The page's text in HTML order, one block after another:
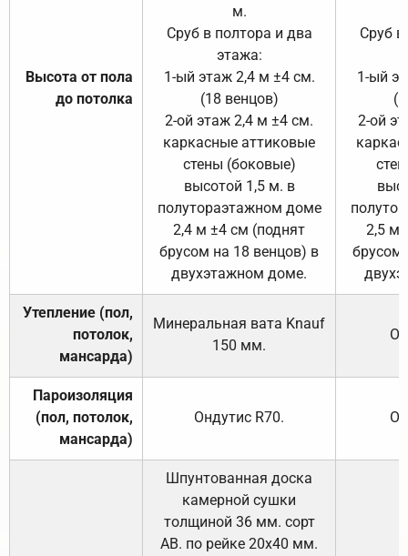
Высота от пола
до потолка
м.
Сруб в полтора и два
этажа:
1-ый этаж 2,4 м ±4 см.
(18 венцов)
2-ой этаж 2,4 м ±4 см.
каркасные аттиковые
стены (боковые)
высотой 1,5 м. в
полутораэтажном доме
2,4 м ±4 см (поднят
брусом на 18 венцов) в
двухэтажном доме.
Сруб
1-ый
2-ой
2,5 м
брусом
Утепление (пол,
потолок,
мансарда)
Минеральная вата Knauf
150 мм.
Пароизоляция
(пол, потолок,
мансарда)
Ондутис R70.
Шпунтованная доска
камерной сушки
толщиной 36 мм. сорт
АВ. по рейке 20х40 мм.